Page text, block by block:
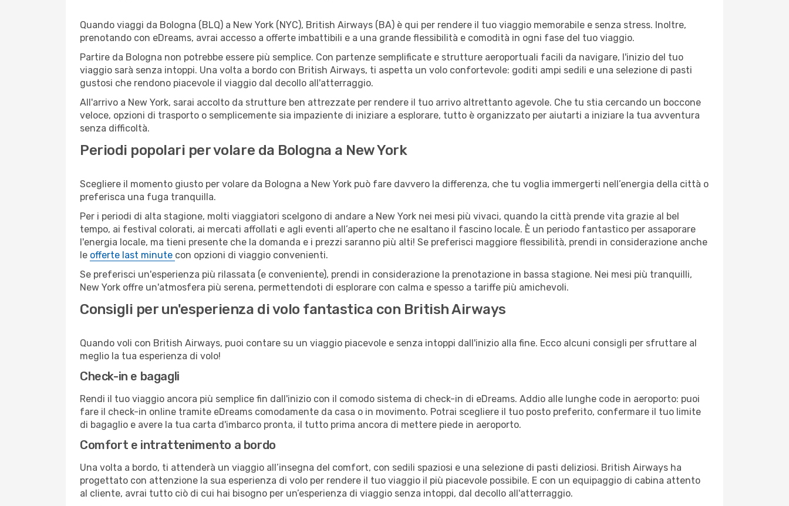
Quando viaggi da Bologna (BLQ) a New York (NYC), British Airways (BA) è qui per rendere il tuo viaggio memorabile e senza stress. Inoltre,
prenotando con eDreams, avrai accesso a offerte imbattibili e a una grande flessibilità e comodità in ogni fase del tuo viaggio.
Partire da Bologna non potrebbe essere più semplice. Con partenze semplificate e strutture aeroportuali facili da navigare, l'inizio del tuo
viaggio sarà senza intoppi. Una volta a bordo con British Airways, ti aspetta un volo confortevole: goditi ampi sedili e una selezione di pasti
gustosi che rendono piacevole il viaggio dal decollo all'atterraggio.
All'arrivo a New York, sarai accolto da strutture ben attrezzate per rendere il tuo arrivo altrettanto agevole. Che tu stia cercando un boccone
veloce, opzioni di trasporto o semplicemente sia impaziente di iniziare a esplorare, tutto è organizzato per aiutarti a iniziare la tua avventura
senza difficoltà.
Periodi popolari per volare da Bologna a New York
Scegliere il momento giusto per volare da Bologna a New York può fare davvero la differenza, che tu voglia immergerti nell’energia della città o
preferisca una fuga tranquilla.
Per i periodi di alta stagione, molti viaggiatori scelgono di andare a New York nei mesi più vivaci, quando la città prende vita grazie al bel
tempo, ai festival colorati, ai mercati affollati e agli eventi all’aperto che ne esaltano il fascino locale. È un periodo fantastico per assaporare
l'energia locale, ma tieni presente che la domanda e i prezzi saranno più alti! Se preferisci maggiore flessibilità, prendi in considerazione anche
le offerte last minute con opzioni di viaggio convenienti.
Se preferisci un'esperienza più rilassata (e conveniente), prendi in considerazione la prenotazione in bassa stagione. Nei mesi più tranquilli,
New York offre un'atmosfera più serena, permettendoti di esplorare con calma e spesso a tariffe più amichevoli.
Consigli per un'esperienza di volo fantastica con British Airways
Quando voli con British Airways, puoi contare su un viaggio piacevole e senza intoppi dall'inizio alla fine. Ecco alcuni consigli per sfruttare al
meglio la tua esperienza di volo!
Check-in e bagagli
Rendi il tuo viaggio ancora più semplice fin dall'inizio con il comodo sistema di check-in di eDreams. Addio alle lunghe code in aeroporto: puoi
fare il check-in online tramite eDreams comodamente da casa o in movimento. Potrai scegliere il tuo posto preferito, confermare il tuo limite
di bagaglio e avere la tua carta d'imbarco pronta, il tutto prima ancora di mettere piede in aeroporto.
Comfort e intrattenimento a bordo
Una volta a bordo, ti attenderà un viaggio all’insegna del comfort, con sedili spaziosi e una selezione di pasti deliziosi. British Airways ha
progettato con attenzione la sua esperienza di volo per rendere il tuo viaggio il più piacevole possibile. E con un equipaggio di cabina attento
al cliente, avrai tutto ciò di cui hai bisogno per un’esperienza di viaggio senza intoppi, dal decollo all'atterraggio.